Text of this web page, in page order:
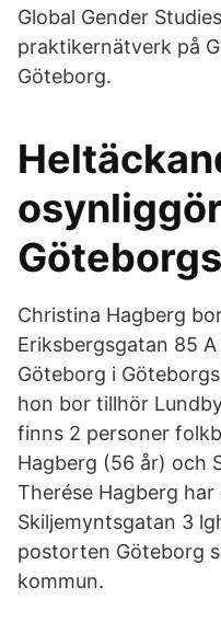
Global Gender
praktikernätverk på
Göteborg.
Christina Hagberg
Eriksbergsgatan 85
Göteborg i
hon bor tillhör
finns 2 personer
Hagberg (56 år) och
Therése Hagberg
Skiljemyntsgatan 3
postorten Göteborg
kommun.